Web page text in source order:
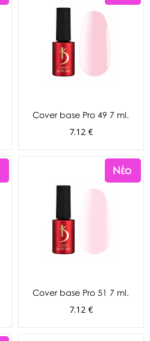
Cover base Pro 49 7 ml.
7.12 €
Νέο
Cover base Pro 51 7 ml.
7.12 €